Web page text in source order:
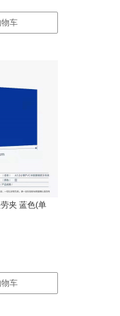
车
夹 蓝色(单
车